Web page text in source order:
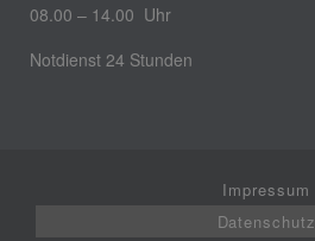
08.00 – 14.00 Uhr
Notdienst 24 Stunden
Impressum
Datenschutz